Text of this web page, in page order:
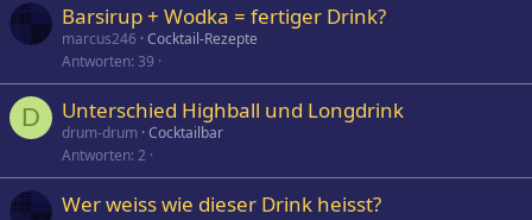
Barsirup + Wodka = fertiger Drink?
marcus246 Cocktail-Rezepte
Antworten 39
D Unterschied Highball und Longdrink
drum-drum Cocktailbar
Antworten 2
Wer weiss wie dieser Drink heisst?